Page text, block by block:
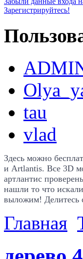
Зарегистрируйтесь!
tau
vlad
Здесь можно
и Artlantis. Все 3D
артлантис
нашли то что
выложим! Делитесь
Главная